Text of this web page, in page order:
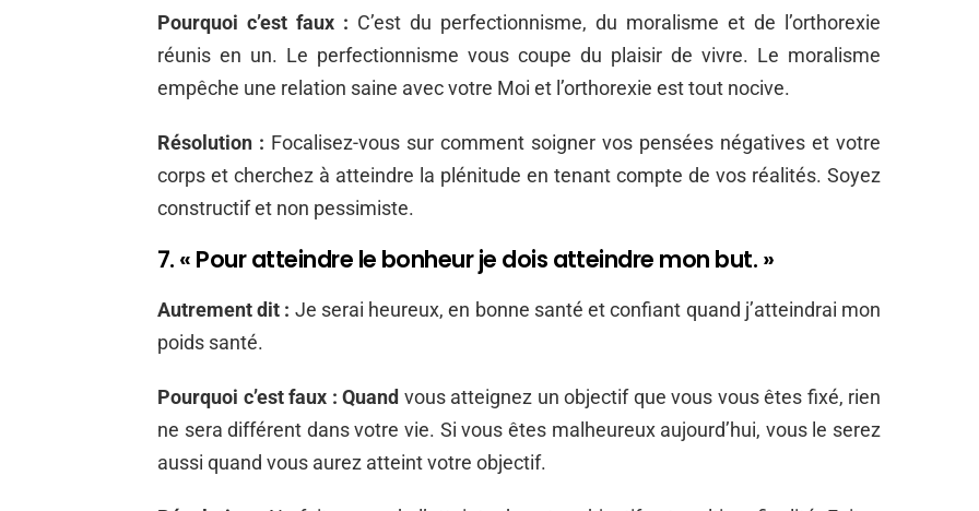
Pourquoi c’est faux : C’est du perfectionnisme, du moralisme et de l’orthorexie
réunis en un. Le perfectionnisme vous coupe du plaisir de vivre. Le moralisme
empêche une relation saine avec votre Moi et l’orthorexie est tout nocive.
Résolution : Focalisez-vous sur comment soigner vos pensées négatives et votre
corps et cherchez à atteindre la plénitude en tenant compte de vos réalités. Soyez
constructif et non pessimiste.
7. « Pour atteindre le bonheur je dois atteindre mon but. »
Autrement dit : Je serai heureux, en bonne santé et confiant quand j’atteindrai mon
poids santé.
Pourquoi c’est faux : Quand vous atteignez un objectif que vous vous êtes fixé, rien
ne sera différent dans votre vie. Si vous êtes malheureux aujourd’hui, vous le serez
aussi quand vous aurez atteint votre objectif.